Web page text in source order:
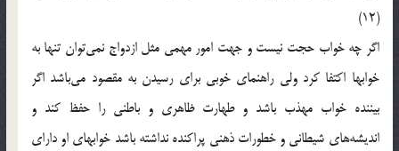
(12)
اگر چه خواب حجت نيست و جهت امور مهمى مثل ازدواج نمى‌توان تنها به
خوابها اكتفا كرد ولى راهنماى خوبى براى رسيدن به مقصود مى‌باشد اگر
بيننده خواب مهذب باشد و طهارت ظاهرى و باطنى را حفظ كند و
انديشه‌هاى شيطانى و خطورات ذهنى پراكنده نداشته باشد خوابهاى او داراى